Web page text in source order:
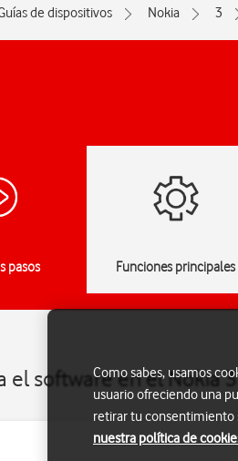
de dispositivos Nokia 3
pasos Funciones principales
el software en el Nokia
Como sabes, usamos
usuario ofreciendo una
retirar tu consentimiento
nuestra política de